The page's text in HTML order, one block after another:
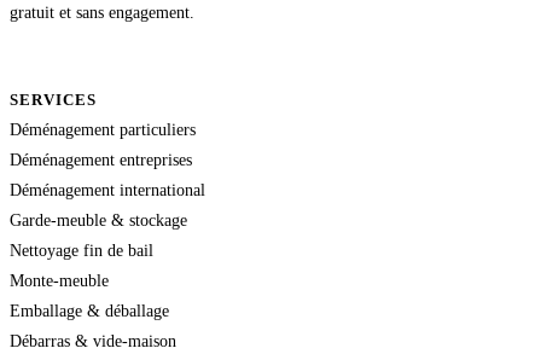
gratuit et sans engagement.
SERVICES
Déménagement particuliers
Déménagement entreprises
Déménagement international
Garde-meuble & stockage
Nettoyage fin de bail
Monte-meuble
Emballage & déballage
Débarras & vide-maison